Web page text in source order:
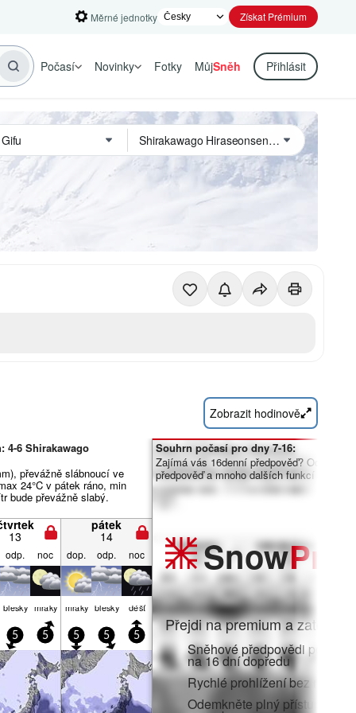
Měrné jednotky Získat Prémium
Počasí Novinky Fotky MůjSněh Přihlásit
Zobrazit hodinově
4-6 Shirakawago
převážně slábnoucí ve
24°C v pátek ráno, min
bude převážně slabý.
13
pátek
14
odp. noc dop. odp. noc
blesky mraky mraky blesky déšť
5 5 5 5 5
Souhrn počasí pro dny 7-16:
Zajímá vás 16denní předpověď?
předpověď a mnoho dalších funkcí
SnowPro
Přejdi na premium a zatoč do:
Sněhové předpovědi po
na 16 dní dopředu
Rychlé prohlížení bez reklam
Odemkněte plný přístup v